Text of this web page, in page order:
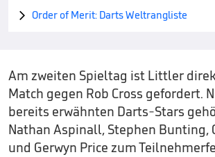
 Order of Merit: Darts Weltrangliste
Am zweiten Spieltag ist Littler
Match gegen Rob Cross gefordert.
bereits erwähnten Darts-Stars
Nathan Aspinall, Stephen Bunting,
und Gerwyn Price zum